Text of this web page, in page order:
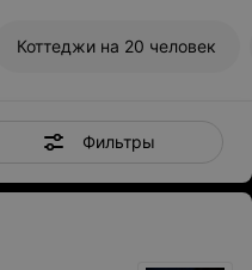
Коттеджи на 20 человек
Фильтры